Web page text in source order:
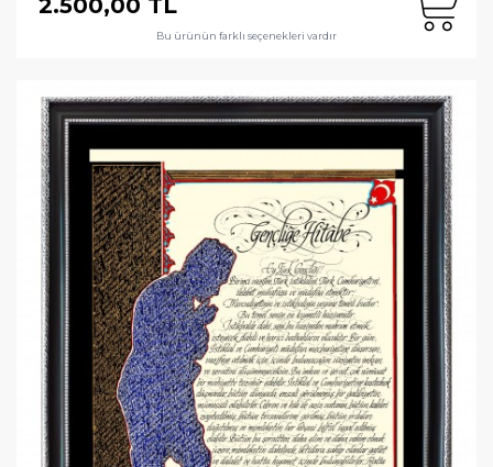
Bu ürünün farklı seçenekleri vardır